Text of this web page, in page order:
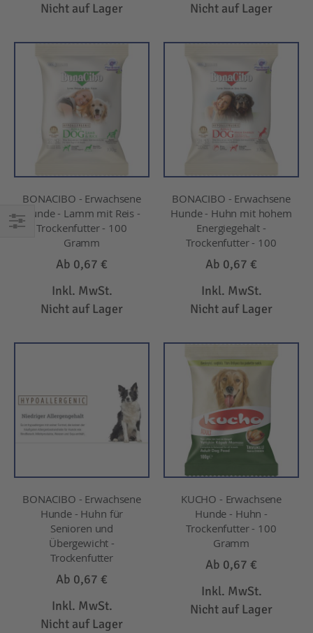
Nicht auf Lager
Nicht auf Lager
BONACIBO - Erwachsene
Hunde - Lamm mit Reis -
Trockenfutter - 100
Gramm
Ab 0,67 €
Inkl. MwSt.
Nicht auf Lager
BONACIBO - Erwachsene
Hunde - Huhn mit hohem
Energiegehalt -
Trockenfutter - 100
Ab 0,67 €
Inkl. MwSt.
Nicht auf Lager
BONACIBO - Erwachsene
Hunde - Huhn für
Senioren und
Übergewicht -
Trockenfutter
Ab 0,67 €
Inkl. MwSt.
Nicht auf Lager
KUCHO - Erwachsene
Hunde - Huhn -
Trockenfutter - 100
Gramm
Ab 0,67 €
Inkl. MwSt.
Nicht auf Lager